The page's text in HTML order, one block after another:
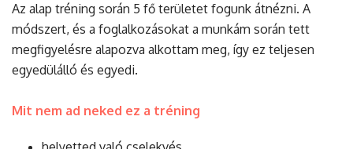
Az alap tréning során 5 fő területet fogunk átnézni. A
módszert, és a foglalkozásokat a munkám során tett
megfigyelésre alapozva alkottam meg, így ez teljesen
egyedülálló és egyedi.
Mit nem ad neked ez a tréning